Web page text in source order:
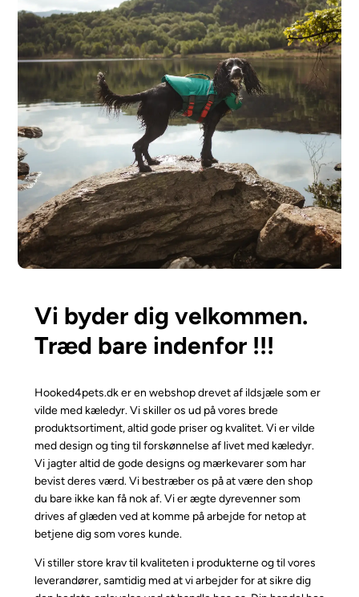
Vi byder dig velkommen.
Træd bare indenfor !!!
Hooked4pets.dk er en webshop drevet af ildsjæle som er
vilde med kæledyr. Vi skiller os ud på vores brede
produktsortiment, altid gode priser og kvalitet. Vi er vilde
med design og ting til forskønnelse af livet med kæledyr.
Vi jagter altid de gode designs og mærkevarer som har
bevist deres værd. Vi bestræber os på at være den shop
du bare ikke kan få nok af. Vi er ægte dyrevenner som
drives af glæden ved at komme på arbejde for netop at
betjene dig som vores kunde.
Vi stiller store krav til kvaliteten i produkterne og til vores
leverandører, samtidig med at vi arbejder for at sikre dig